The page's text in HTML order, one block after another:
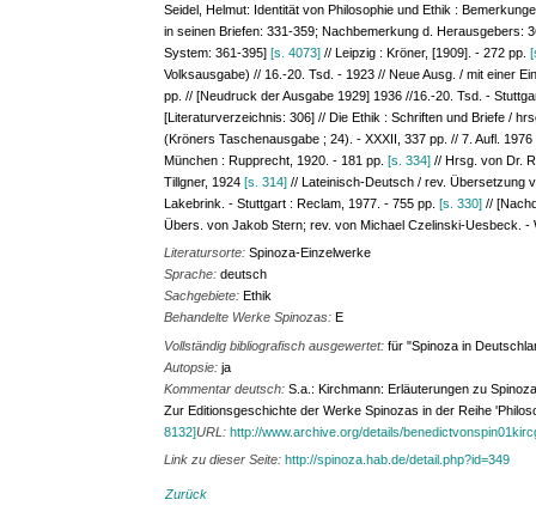
Seidel, Helmut: Identität von Philosophie und Ethik :
in seinen Briefen: 331-359; Nachbemerkung d. Herausgebers:
System: 361-395][s. 4073] // Leipzig : Kröner, [1909]. - 272 pp.
Volksausgabe) // 16.-20. Tsd. - 1923 // Neue Ausg. / mit einer
pp. // [Neudruck der Ausgabe 1929] 1936 //16.-20. Tsd. -
[Literaturverzeichnis: 306] // Die Ethik : Schriften und Briefe /
(Kröners Taschenausgabe ; 24). - XXXII, 337 pp. // 7. Aufl.
München : Rupprecht, 1920. - 181 pp.[s. 334] // Hrsg. von Dr.
Tillgner, 1924[s. 314] // Lateinisch-Deutsch / rev. Übersetzung
Lakebrink. - Stuttgart : Reclam, 1977. - 755 pp.[s. 330] //
Übers. von Jakob Stern; rev. von Michael Czelinski-Uesbeck. -
Literatursorte:Spinoza-Einzelwerke
Sprache:deutsch
Sachgebiete:Ethik
Behandelte Werke Spinozas:E
Vollständig bibliografisch ausgewertet:für "Spinoza in
Autopsie:ja
Kommentar deutsch:S.a.: Kirchmann: Erläuterungen zu
Zur Editionsgeschichte der Werke Spinozas in der Reihe
8132]URL:http://www.archive.org/details/
Link zu dieser Seite:http://spinoza.hab.de/detail.php?id=349
Zurück